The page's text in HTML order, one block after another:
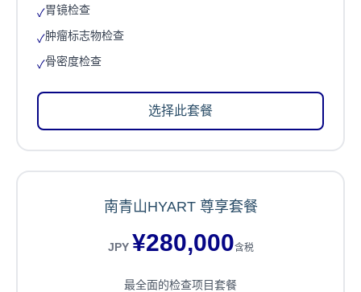
✓胃镜检查
✓肿瘤标志物检查
✓骨密度检查
选择此套餐
南青山HYART 尊享套餐
JPY ¥280,000含税
最全面的检查项目套餐